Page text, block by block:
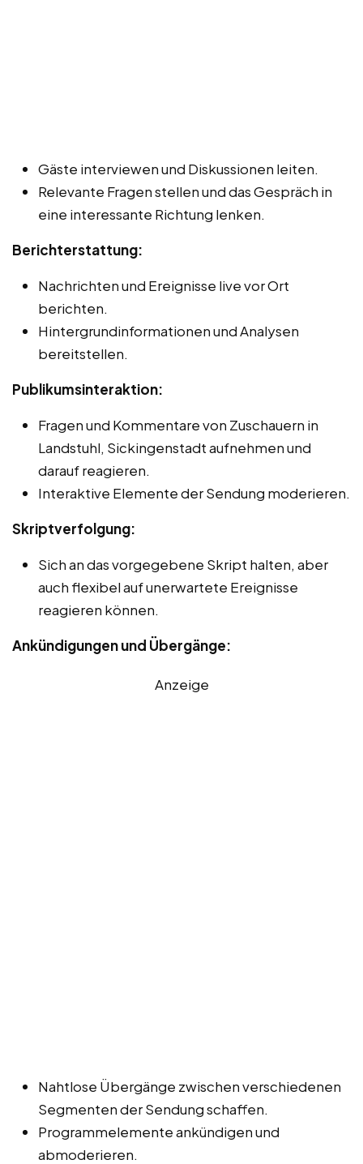
Gäste interviewen und Diskussionen leiten.
Relevante Fragen stellen und das Gespräch in
eine interessante Richtung lenken.
Berichterstattung:
Nachrichten und Ereignisse live vor Ort
berichten.
Hintergrundinformationen und Analysen
bereitstellen.
Publikumsinteraktion:
Fragen und Kommentare von Zuschauern in
Landstuhl, Sickingenstadt aufnehmen und
darauf reagieren.
Interaktive Elemente der Sendung moderieren.
Skriptverfolgung:
Sich an das vorgegebene Skript halten, aber
auch flexibel auf unerwartete Ereignisse
reagieren können.
Ankündigungen und Übergänge:
Anzeige
Nahtlose Übergänge zwischen verschiedenen
Segmenten der Sendung schaffen.
Programmelemente ankündigen und
abmoderieren.